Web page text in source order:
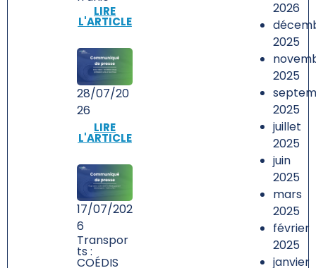
LIRE
L'ARTICLE
28/07/20
26
LIRE
L'ARTICLE
17/07/202
6
Transpor
ts :
COÉDIS
2026
2025
2025
2025
juillet
2025
juin
2025
mars
2025
février
2025
janvier